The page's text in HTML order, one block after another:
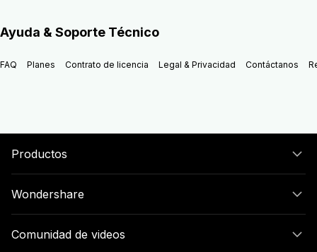
Ayuda & Soporte Técnico
FAQ Planes Contrato de licencia Legal & Privacidad Contáctanos
Productos
Wondershare
Comunidad de videos